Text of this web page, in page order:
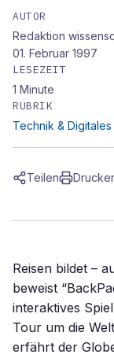
Einmal um
AUTOR
Redaktion
01. Februar 1997
LESEZEIT
1 Minute
RUBRIK
Technik & Digitales
Teilen
Reisen bildet –
beweist
interaktives
Tour um die
erfährt der